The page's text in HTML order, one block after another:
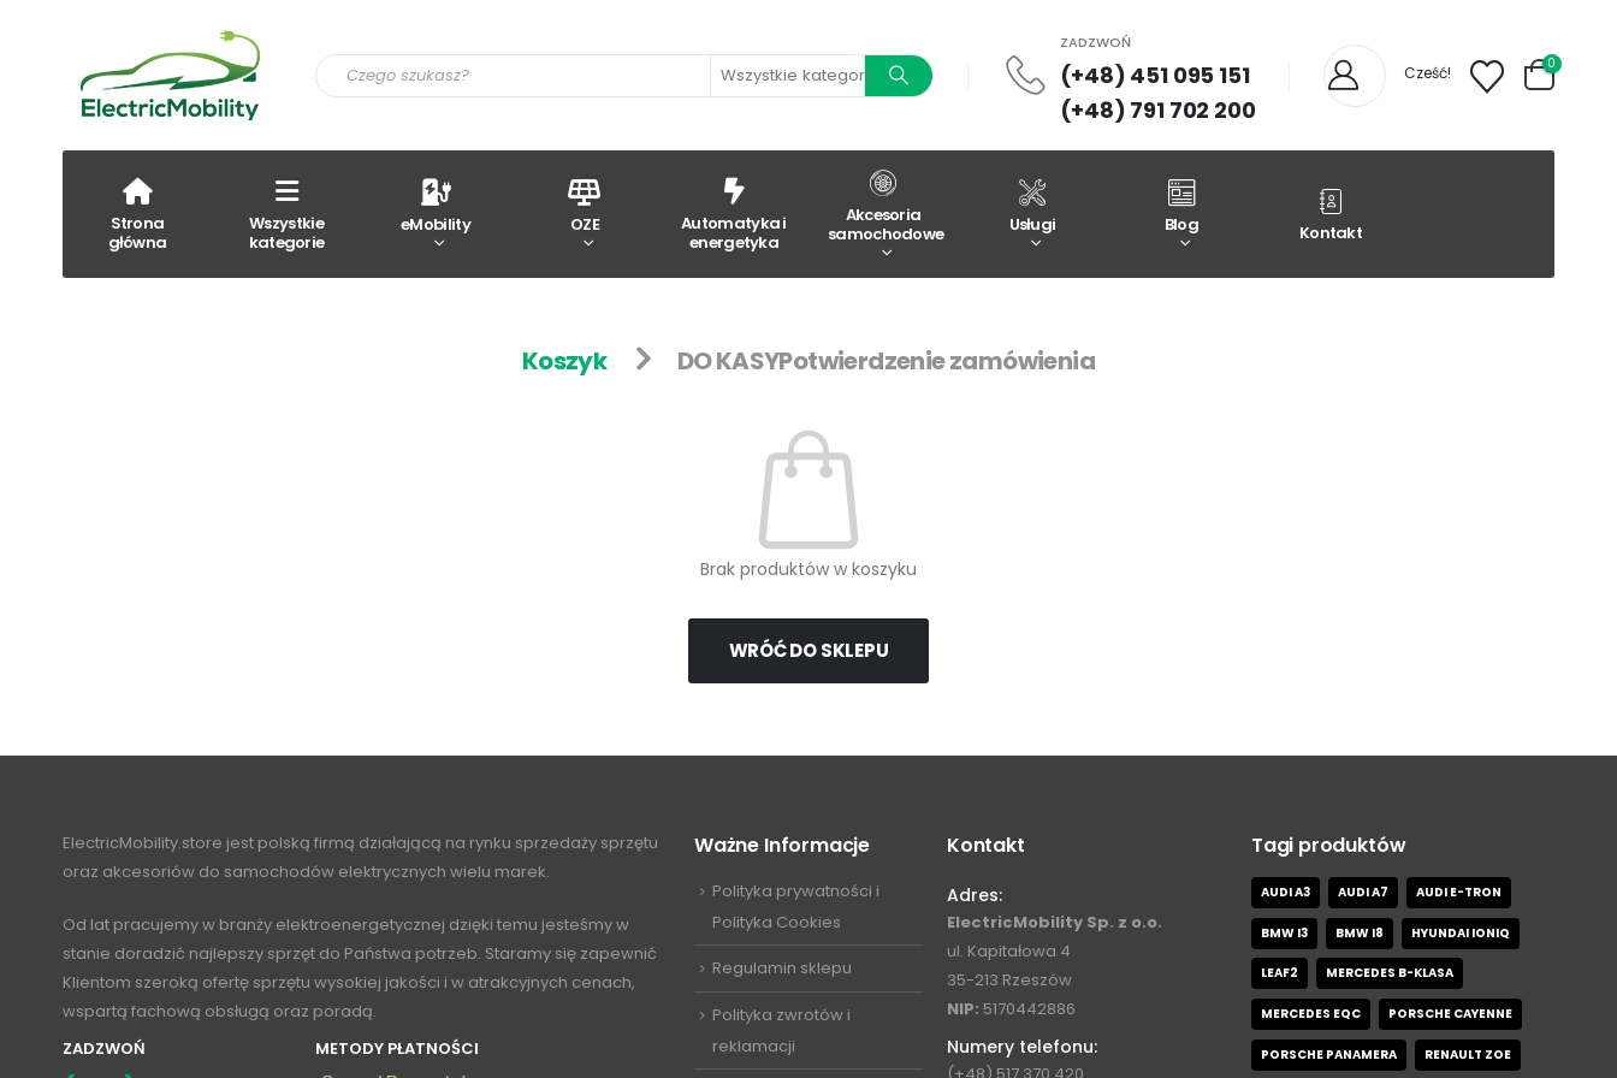
Wszystkie kategorie
ZADZWOŃ
(+48) 451 095 151
(+48) 791 702 200
Cześć! 0
Strona
główna
Wszystkie
kategorie
eMobility OZE
Automatyka i
energetyka
Akcesoria
samochodowe
Usługi Blog Kontakt
Koszyk DO KASYPotwierdzenie zamówienia
Brak produktów w koszyku
WRÓĆ DO SKLEPU
ElectricMobility.store jest polską firmą działającą na rynku sprzedaży sprzętu
oraz akcesoriów do samochodów elektrycznych wielu marek.
Od lat pracujemy w branży elektroenergetycznej dzięki temu jesteśmy w
stanie doradzić najlepszy sprzęt do Państwa potrzeb. Staramy się zapewnić
Klientom szeroką ofertę sprzętu wysokiej jakości i w atrakcyjnych cenach,
wspartą fachową obsługą oraz poradą.
ZADZWOŃ
METODY PŁATNOŚCI
Ważne Informacje
Polityka prywatności i
Polityka Cookies
Regulamin sklepu
Polityka zwrotów i
reklamacji
Kontakt
Adres:
ElectricMobility Sp. z o.o.
ul. Kapitałowa 4
35-213 Rzeszów
NIP: 5170442886
Numery telefonu:
Tagi produktów
AUDI A3 AUDI A7 AUDI E-TRON
BMW I3 BMW I8 HYUNDAI IONIQ
LEAF2 MERCEDES B-KLASA
MERCEDES EQC PORSCHE CAYENNE
PORSCHE PANAMERA RENAULT ZOE